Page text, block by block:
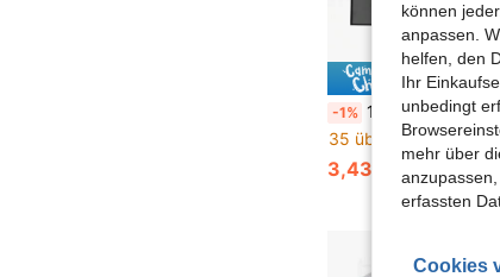
-1% 1 Set hochwertige weiche magnetische Fotorahmen-Kühlschrankmagnete aus Gummi, wasserdichter PVC-Fotorahmen mit magnetischer
35 übrig
3,43€
können
anpassen.
helfen, den
Ihr
unbedingt
mehr über
erfassten
Cookies